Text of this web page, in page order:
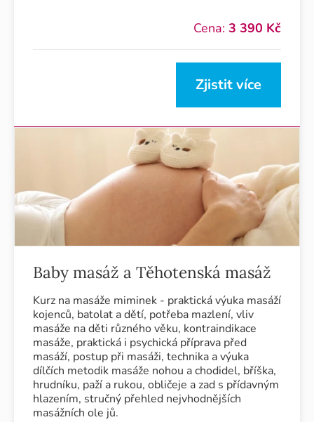
Cena: 3 390 Kč
Zjistit více
Baby masáž a Těhotenská masáž
Kurz na masáže miminek - praktická výuka masáží
kojenců, batolat a dětí, potřeba mazlení, vliv
masáže na děti různého věku, kontraindikace
masáže, praktická i psychická příprava před
masáží, postup při masáži, technika a výuka
dílčích metodik masáže nohou a chodidel, bříška,
hrudníku, paží a rukou, obličeje a zad s přídavným
hlazením, stručný přehled nejvhodnějších
masážních ole jů.